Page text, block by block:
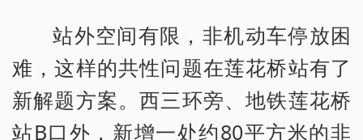
站外空间有限，非机动车停放困
难，这样的共性问题在莲花桥站有了
新解题方案。西三环旁、地铁莲花桥
站B口外，新增一处约80平方米的非